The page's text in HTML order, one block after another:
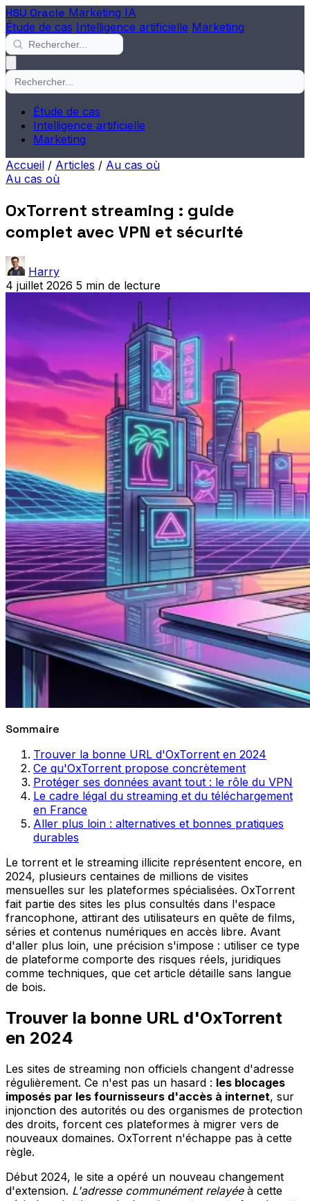
HSU Oracle Marketing IA
Étude de cas Intelligence artificielle Marketing
Étude de cas
Intelligence artificielle
Marketing
Accueil / Articles / Au cas où
Au cas où
OxTorrent streaming : guide
complet avec VPN et sécurité
Harry
4 juillet 2026 5 min de lecture
Sommaire
Trouver la bonne URL d'OxTorrent en 2024
Ce qu'OxTorrent propose concrètement
Protéger ses données avant tout : le rôle du VPN
Le cadre légal du streaming et du téléchargement
en France
Aller plus loin : alternatives et bonnes pratiques
durables
Le torrent et le streaming illicite représentent encore, en
2024, plusieurs centaines de millions de visites
mensuelles sur les plateformes spécialisées. OxTorrent
fait partie des sites les plus consultés dans l'espace
francophone, attirant des utilisateurs en quête de films,
séries et contenus numériques en accès libre. Avant
d'aller plus loin, une précision s'impose : utiliser ce type
de plateforme comporte des risques réels, juridiques
comme techniques, que cet article détaille sans langue
de bois.
Trouver la bonne URL d'OxTorrent
en 2024
Les sites de streaming non officiels changent d'adresse
régulièrement. Ce n'est pas un hasard : les blocages
imposés par les fournisseurs d'accès à internet, sur
injonction des autorités ou des organismes de protection
des droits, forcent ces plateformes à migrer vers de
nouveaux domaines. OxTorrent n'échappe pas à cette
règle.
Début 2024, le site a opéré un nouveau changement
d'extension. L'adresse communément relayéeà cette